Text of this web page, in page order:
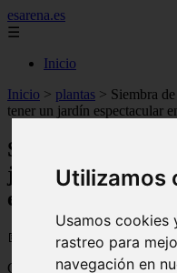
Utilizamos
Usamos cookies
rastreo para
navegación en
esarena.es
☰
Inicio
Inicio > plantas > Siembra
tener un jardín espectacular
Siembra de
junio para tener
en primavera
📅 08/06/2026
Cuando el calendario marca